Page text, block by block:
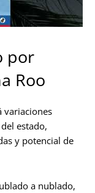
por
Roo
variaciones
estado,
y potencial de
a nublado,